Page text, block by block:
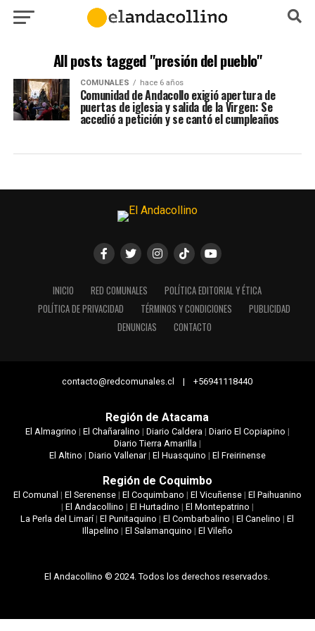
All posts tagged "presión del pueblo"
COMUNALES hace 6 años
Comunidad de Andacollo exigió apertura de
puertas de iglesia y salida de la Virgen: Se
accedió a petición y se cantó el cumpleaños
INICIO RED COMUNALES
POLÍTICA EDITORIAL Y ÉTICA
POLÍTICA DE PRIVACIDAD
TÉRMINOS Y CONDICIONES
PUBLICIDAD
DENUNCIAS
CONTACTO
contacto@redcomunales.cl | +56941118440
Región de Atacama
El Almagrino | El Chañaralino | Diario Caldera| Diario El Copiapino |
Diario Tierra Amarilla|
El Altino | Diario Vallenar| El Huasquino | El Freirinense
Región de Coquimbo
El Comunal | El Serenense| El Coquimbano | El Vicuñense| El Paihuanino
| El Andacollino | El Hurtadino | El Montepatrino |
La Perla del Limarí|El Punitaquino |El Combarbalino |El Canelino |El
Illapelino | El Salamanquino | El Vileño
El Andacollino © 2024. Todos los derechos reservados.